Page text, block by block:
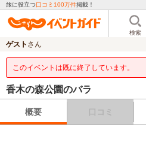
旅に役立つ口コミ100万件掲載！
検索
ゲスト さん
このイベントは既に終了しています。
香木の森公園のバラ
概要 口コミ